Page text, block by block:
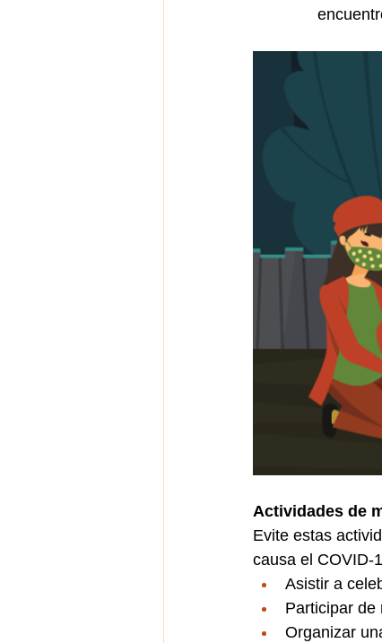
Actividades de
Evite estas
causa el COVID-
Asistir a
Participar de
Organizar